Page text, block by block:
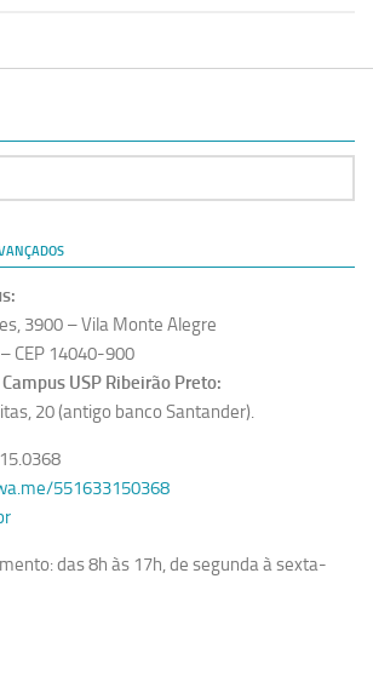
3900 – Vila Monte Alegre
CEP 14040-900
USP Ribeirão Preto:
20 (antigo banco Santander).
551633150368
das 8h às 17h, de segunda à sexta-